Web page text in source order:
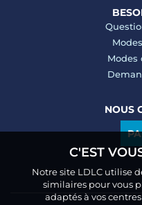
Modes
NOUS
C'EST
Notre site LDLC utilise
similaires pour vous
adaptés à vos